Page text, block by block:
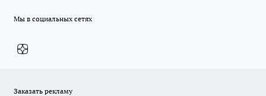
Мы в социальных сетях
Заказать рекламу